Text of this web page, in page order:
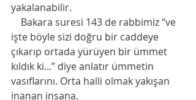
yakalanabilir.
işte böyle sizi doğru bir caddeye
çıkarıp ortada yürüyen bir ümmet
kıldık ki...” diye anlatır ümmetin
vasıflarını. Orta halli olmak yakışan
inanan insana.